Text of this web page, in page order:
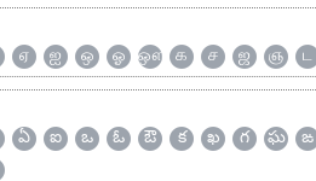
ஏ ஐ ஒ ஓ ஔ க ச ஜ ஞ ட
ఏ ఐ ఒ ఓ ఔ క ఖ గ ఘ ఙ